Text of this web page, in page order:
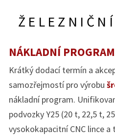
NÁKLADNÍ PROGRAM
Krátký dodací termín a
samozřejmostí pro výrobu
nákladní program.
podvozky Y25 (20 t, 22,5 t,
vysokokapacitní CNC lince a